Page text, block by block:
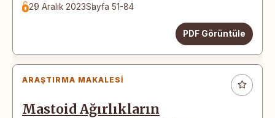
29 Aralık 2023Sayfa 51-84
PDF Görüntüle
ARAŞTIRMA MAKALESI
Mastoid Ağırlıkların